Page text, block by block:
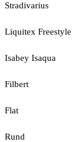
Stradivarius
Liquitex Freestyle
Isabey Isaqua
Filbert
Flat
Rund